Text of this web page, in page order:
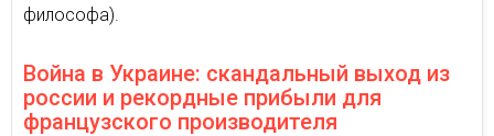
философа).
Война в Украине: скандальный выход из
россии и рекордные прибыли для
французского производителя